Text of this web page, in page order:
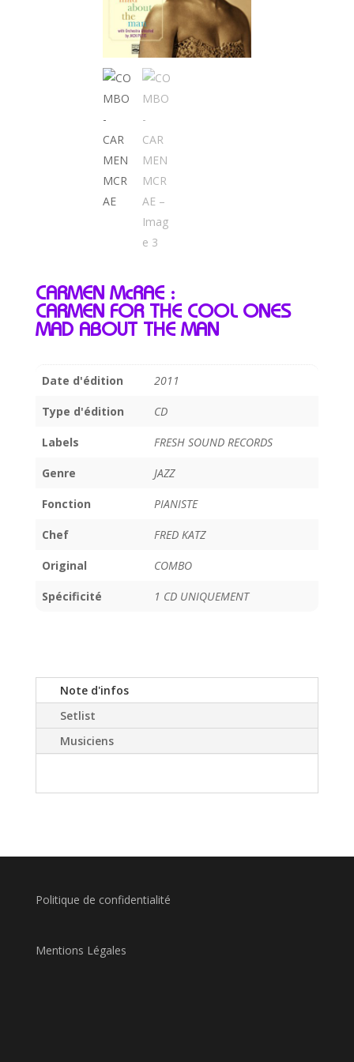
CARMEN McRAE :
CARMEN FOR THE COOL ONES
MAD ABOUT THE MAN
Date d'édition 2011
Type d'édition CD
Labels FRESH SOUND RECORDS
Genre JAZZ
Fonction PIANISTE
Chef FRED KATZ
Original COMBO
Spécificité 1 CD UNIQUEMENT
Note d'infos
Setlist
Musiciens
Politique de confidentialité
Mentions Légales